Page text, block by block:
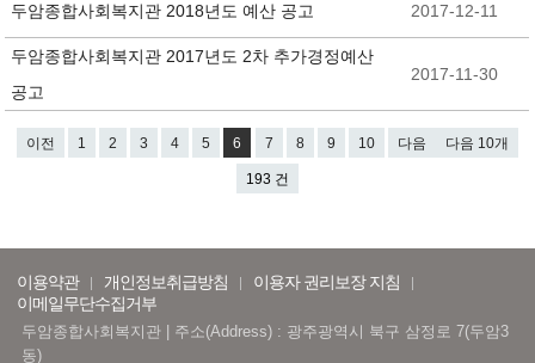
두암종합사회복지관 2018년도 예산 공고 2017-12-11
두암종합사회복지관 2017년도 2차 추가경정예산
공고
2017-11-30
이전 1 2 3 4 5 6 7 8 9 10 다음 다음 10개
193 건
이용약관 개인정보취급방침
이용자 권리보장 지침
이메일무단수집거부
두암종합사회복지관 | 주소(Address) : 광주광역시 북구 삼정로 7(두암3
동)